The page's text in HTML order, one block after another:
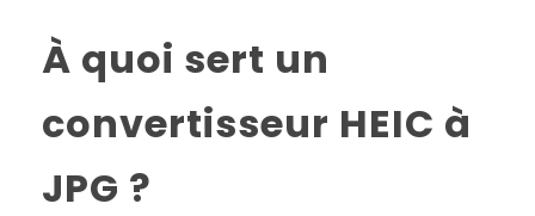
À quoi sert un
convertisseur HEIC à
JPG ?